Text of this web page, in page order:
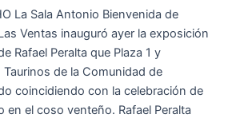
La Sala Antonio Bienvenida de
Ventas inauguró ayer la exposición
Rafael Peralta que Plaza 1 y
de la Comunidad de
coincidiendo con la celebración de
en el coso venteño. Rafael Peralta